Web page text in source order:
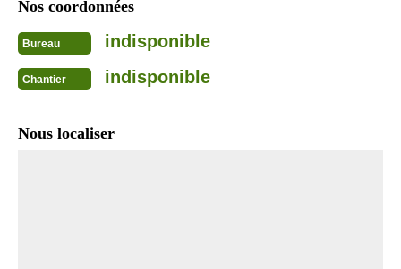
Nos coordonnées
Bureau indisponible
Chantier indisponible
Nous localiser